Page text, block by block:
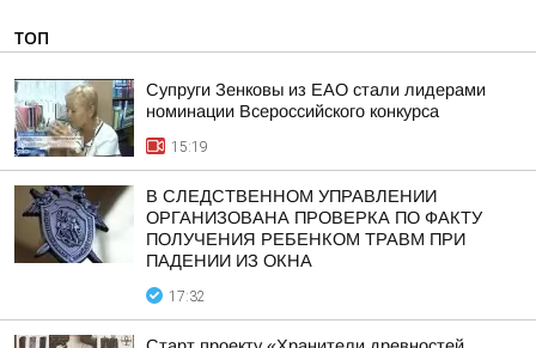
ТОП
Супруги Зенковы из ЕАО стали лидерами
номинации Всероссийского конкурса
15:19
В СЛЕДСТВЕННОМ УПРАВЛЕНИИ
ОРГАНИЗОВАНА ПРОВЕРКА ПО ФАКТУ
ПОЛУЧЕНИЯ РЕБЕНКОМ ТРАВМ ПРИ
ПАДЕНИИ ИЗ ОКНА
17:32